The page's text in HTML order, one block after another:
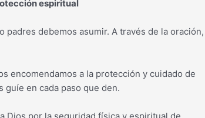
espiritual
padres debemos asumir. A través de la oración,
encomendamos a la protección y cuidado de
en cada paso que den.